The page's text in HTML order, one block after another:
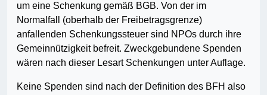
um eine Schenkung gemäß BGB. Von der im
Normalfall (oberhalb der Freibetragsgrenze)
anfallenden Schenkungssteuer sind NPOs durch ihre
Gemeinnützigkeit befreit. Zweckgebundene Spenden
wären nach dieser Lesart Schenkungen unter Auflage.
Keine Spenden sind nach der Definition des BFH also